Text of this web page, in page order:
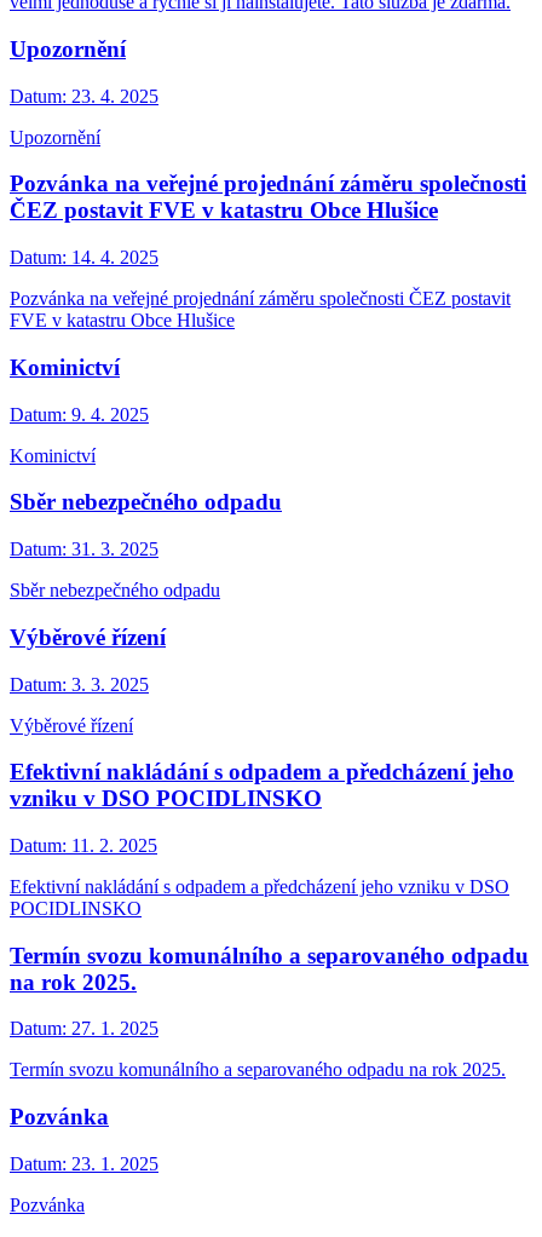
Upozornění
Datum: 23. 4. 2025
Upozornění
Pozvánka na veřejné projednání záměru společnosti
ČEZ postavit FVE v katastru Obce Hlušice
Datum: 14. 4. 2025
Pozvánka na veřejné projednání záměru společnosti ČEZ postavit
FVE v katastru Obce Hlušice
Kominictví
Datum: 9. 4. 2025
Kominictví
Sběr nebezpečného odpadu
Datum: 31. 3. 2025
Sběr nebezpečného odpadu
Výběrové řízení
Datum: 3. 3. 2025
Výběrové řízení
Efektivní nakládání s odpadem a předcházení jeho
vzniku v DSO POCIDLINSKO
Datum: 11. 2. 2025
Efektivní nakládání s odpadem a předcházení jeho vzniku v DSO
POCIDLINSKO
Termín svozu komunálního a separovaného odpadu
na rok 2025.
Datum: 27. 1. 2025
Termín svozu komunálního a separovaného odpadu na rok 2025.
Pozvánka
Datum: 23. 1. 2025
Pozvánka